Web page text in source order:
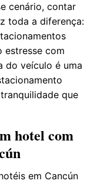
cenário, contar
toda a diferença:
estresse com
do veículo é uma
que
hotel com
em Cancún